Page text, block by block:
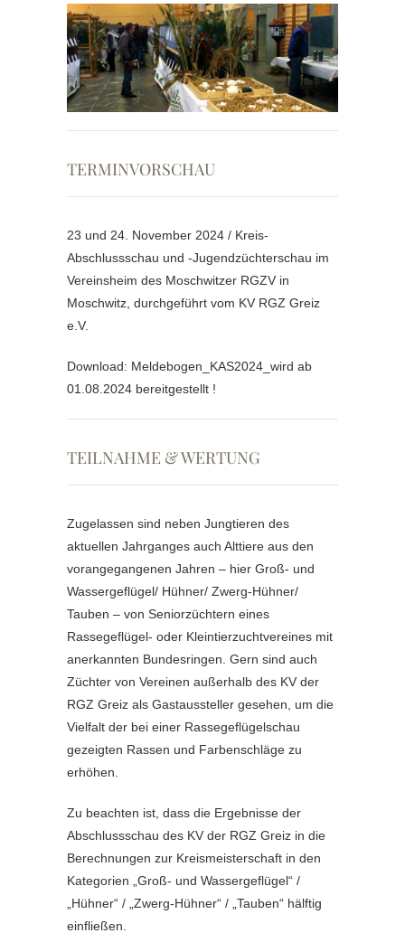
TERMINVORSCHAU
23 und 24. November 2024 / Kreis-
Abschlussschau und -Jugendzüchterschau im
Vereinsheim des Moschwitzer RGZV in
Moschwitz, durchgeführt vom KV RGZ Greiz
e.V.
Download: Meldebogen_KAS2024_wird ab
01.08.2024 bereitgestellt !
TEILNAHME & WERTUNG
Zugelassen sind neben Jungtieren des
aktuellen Jahrganges auch Alttiere aus den
vorangegangenen Jahren – hier Groß- und
Wassergeflügel/ Hühner/ Zwerg-Hühner/
Tauben – von Seniorzüchtern eines
Rassegeflügel- oder Kleintierzuchtvereines mit
anerkannten Bundesringen. Gern sind auch
Züchter von Vereinen außerhalb des KV der
RGZ Greiz als Gastaussteller gesehen, um die
Vielfalt der bei einer Rassegeflügelschau
gezeigten Rassen und Farbenschläge zu
erhöhen.
Zu beachten ist, dass die Ergebnisse der
Abschlussschau des KV der RGZ Greiz in die
Berechnungen zur Kreismeisterschaft in den
Kategorien „Groß- und Wassergeflügel“ /
„Hühner“ / „Zwerg-Hühner“ / „Tauben“ hälftig
einfließen.